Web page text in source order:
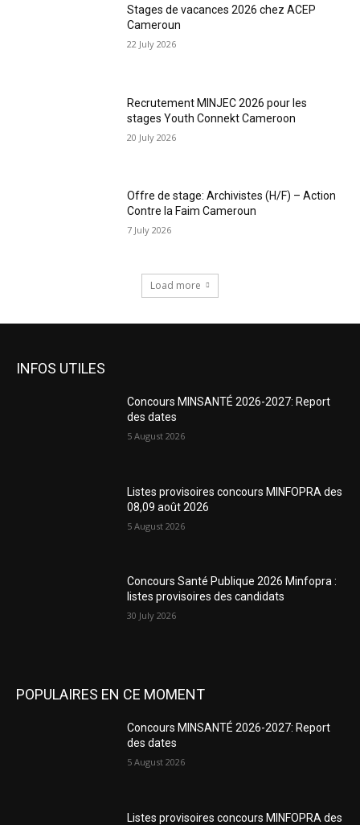
Stages de vacances 2026 chez ACEP
Cameroun
22 July 2026
Recrutement MINJEC 2026 pour les
stages Youth Connekt Cameroon
20 July 2026
Offre de stage: Archivistes (H/F) – Action
Contre la Faim Cameroun
7 July 2026
Load more
INFOS UTILES
Concours MINSANTÉ 2026-2027: Report
des dates
5 August 2026
Listes provisoires concours MINFOPRA des
08,09 août 2026
5 August 2026
Concours Santé Publique 2026 Minfopra :
listes provisoires des candidats
30 July 2026
POPULAIRES EN CE MOMENT
Concours MINSANTÉ 2026-2027: Report
des dates
5 August 2026
Listes provisoires concours MINFOPRA des